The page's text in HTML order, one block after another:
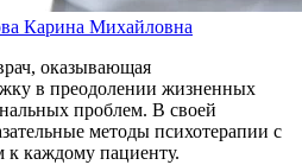
Карина Михайловна
оказывающая
в преодолении жизненных
проблем. В своей
методы психотерапии с
каждому пациенту.